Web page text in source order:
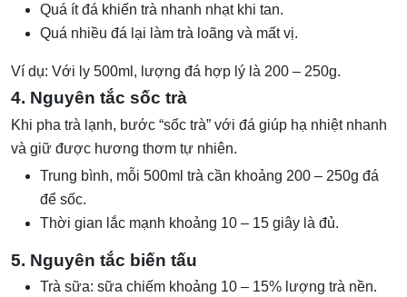
Quá ít đá khiến trà nhanh nhạt khi tan.
Quá nhiều đá lại làm trà loãng và mất vị.
Ví dụ: Với ly 500ml, lượng đá hợp lý là 200 – 250g.
4. Nguyên tắc sốc trà
Khi pha trà lạnh, bước “sốc trà” với đá giúp hạ nhiệt nhanh
và giữ được hương thơm tự nhiên.
Trung bình, mỗi 500ml trà cần khoảng 200 – 250g đá
để sốc.
Thời gian lắc mạnh khoảng 10 – 15 giây là đủ.
5. Nguyên tắc biến tấu
Trà sữa: sữa chiếm khoảng 10 – 15% lượng trà nền.